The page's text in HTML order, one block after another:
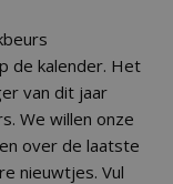
de kalender. Het
van dit jaar
We willen onze
over de laatste
nieuwtjes. Vul